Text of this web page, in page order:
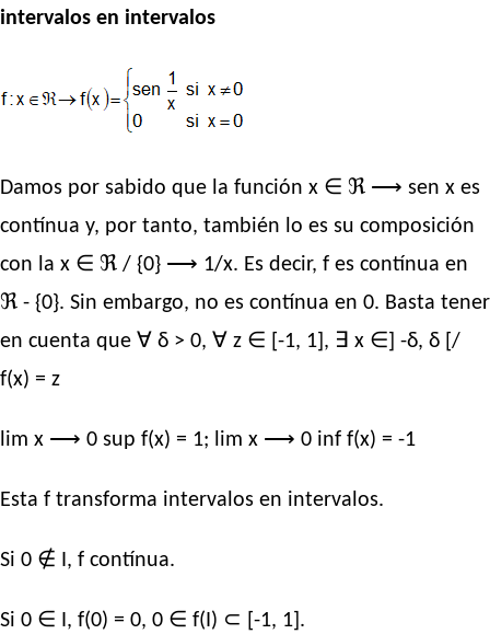
intervalos en intervalos
Damos por sabido que la función x ∈ ℜ ⟶ sen x es
contínua y, por tanto, también lo es su composición
con la x ∈ ℜ / {0} ⟶ 1/x. Es decir, f es contínua en
ℜ - {0}. Sin embargo, no es contínua en 0. Basta tener
en cuenta que ∀ δ > 0, ∀ z ∈ [-1, 1], ∃ x ∈] -δ, δ [/
f(x) = z
lim x ⟶ 0 sup f(x) = 1; lim x ⟶ 0 inf f(x) = -1
Esta f transforma intervalos en intervalos.
Si 0 ∉ I, f contínua.
Si 0 ∈ I, f(0) = 0, 0 ∈ f(I) ⊂ [-1, 1].